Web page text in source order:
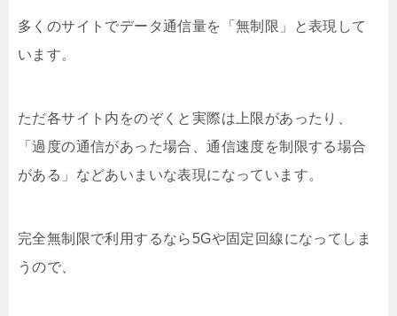
多くのサイトでデータ通信量を「無制限」と表現して
います。
ただ各サイト内をのぞくと実際は上限があったり、
「過度の通信があった場合、通信速度を制限する場合
がある」などあいまいな表現になっています。
完全無制限で利用するなら5Gや固定回線になってしま
うので、